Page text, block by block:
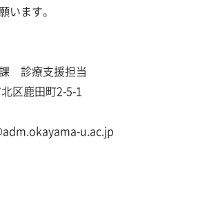
います。
診療支援担当
区鹿田町2-5-1
u.ac.jp